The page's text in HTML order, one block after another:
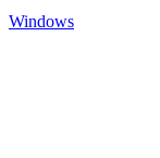
Windows